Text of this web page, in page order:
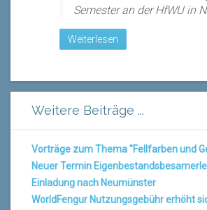
Semester an der HfWU in
Weiterlesen
Weitere Beiträge ...
Vorträge zum Thema "Fellfarben und
Neuer Termin
Einladung nach Neumünster
WorldFengur Nutzungsgebühr erhöht